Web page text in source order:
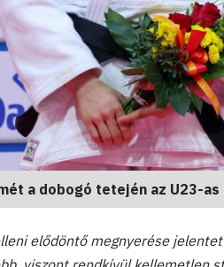
a dobogó tetején az U23-as
elődöntő megnyerése